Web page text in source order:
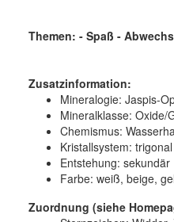
Themen: - Spaß -
Zusatzinformation:
Mineralogie: Jaspis-
Mineralklasse: Oxide/
Chemismus:
Kristallsystem:
Entstehung: sekundär
Farbe: weiß, beige,
Zuordnung (siehe